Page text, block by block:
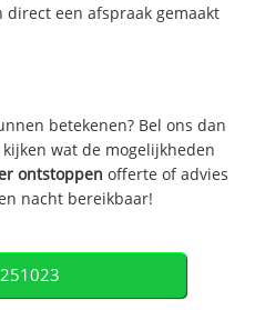
een afspraak gemaakt
betekenen? Bel ons dan
wat de mogelijkheden
ontstoppen offerte of advies
nacht bereikbaar!